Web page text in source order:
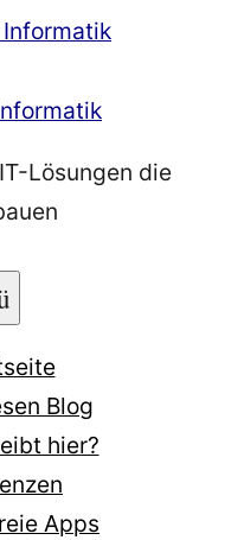
Lösungen die
Blog
hier?
Apps